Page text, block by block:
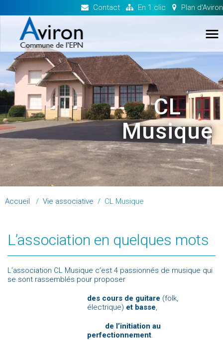
Contact En 1 clic Plan d'Aviron
CL
Musique
Accueil / Vie associative / CL Musique
L’association en quelques mots
L’association CL Musique c’est 4 passionnés de musique qui
se sont rassemblés pour proposer
des cours de guitare (folk,
électrique) et basse,
de l’initiation au
perfectionnement.